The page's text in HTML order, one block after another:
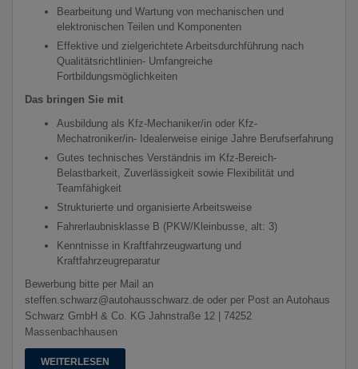
Bearbeitung und Wartung von mechanischen und
elektronischen Teilen und Komponenten
Effektive und zielgerichtete Arbeitsdurchführung nach
Qualitätsrichtlinien- Umfangreiche
Fortbildungsmöglichkeiten
Das bringen Sie mit
Ausbildung als Kfz-Mechaniker/in oder Kfz-
Mechatroniker/in- Idealerweise einige Jahre Berufserfahrung
Gutes technisches Verständnis im Kfz-Bereich-
Belastbarkeit, Zuverlässigkeit sowie Flexibilität und
Teamfähigkeit
Strukturierte und organisierte Arbeitsweise
Fahrerlaubnisklasse B (PKW/Kleinbusse, alt: 3)
Kenntnisse in Kraftfahrzeugwartung und
Kraftfahrzeugreparatur
Bewerbung bitte per Mail an
steffen.schwarz@autohausschwarz.de oder per Post an Autohaus
Schwarz GmbH & Co. KG Jahnstraße 12 | 74252
Massenbachhausen
WEITERLESEN